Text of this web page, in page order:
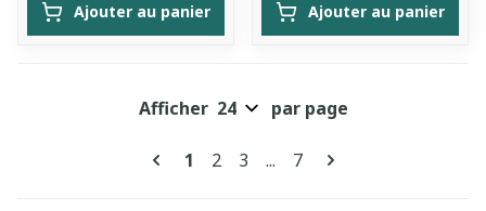
Ajouter au panier Ajouter au panier
Pages
Vous lisez actuellement la page
1 Page
2 Page
3 ... Page
7
Afficher par page